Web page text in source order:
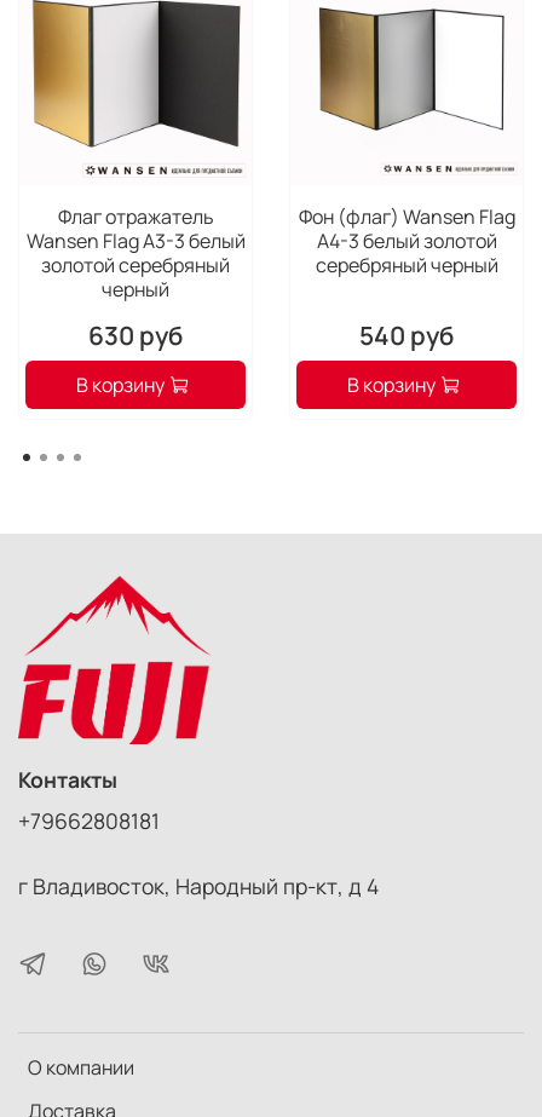
Что такое отражатель
В своем классическом понимании отражатель -
это мобильная конструкция из каркаса и
натянутого на него светоотражающего
размерами, формами, а также свойствами и
Основная область применения отражателя - это
отраженным от основного источника света
детали, расположенные в тенях. Короче говоря,
Флаг отражатель
Wansen Flag А3-3 белый
золотой серебряный
черный
630 руб
В корзину
Фон (флаг) Wansen Flag
А4-3 белый золотой
серебряный черный
540 руб
В корзину
О компании
Доставка
Контакты
+79662808181
г Владивосток, Народный пр-кт, д 4